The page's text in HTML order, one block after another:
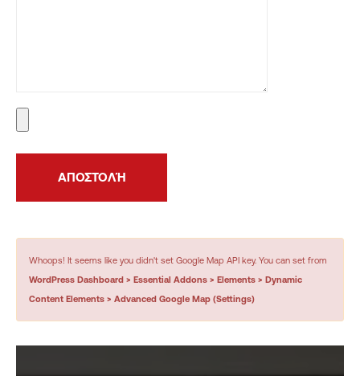
Whoops! It seems like you didn't set Google Map API key. You can set from
WordPress Dashboard > Essential Addons > Elements > Dynamic
Content Elements > Advanced Google Map (Settings)